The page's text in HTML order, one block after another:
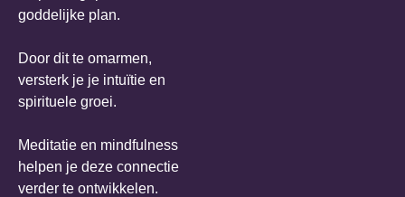
goddelijke plan.
Door dit te omarmen,
versterk je je intuïtie en
spirituele groei.
Meditatie en mindfulness
helpen je deze connectie
verder te ontwikkelen.